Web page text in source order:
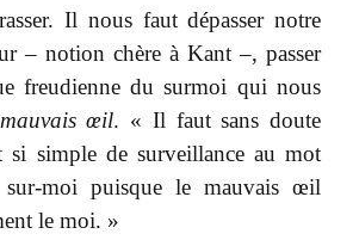
Il nous faut dépasser notre
– notion chère à Kant –, passer
freudienne du surmoi qui nous
mauvais œil. « Il faut sans doute
si simple de surveillance au mot
moi puisque le mauvais œil
le moi. »